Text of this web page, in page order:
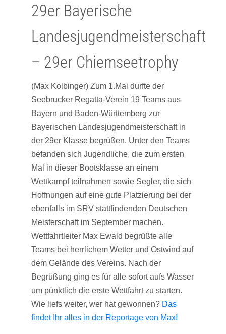
29er Bayerische
Landesjugendmeisterschaft
– 29er Chiemseetrophy
(Max Kolbinger) Zum 1.Mai durfte der
Seebrucker Regatta-Verein 19 Teams aus
Bayern und Baden-Württemberg zur
Bayerischen Landesjugendmeisterschaft in
der 29er Klasse begrüßen. Unter den Teams
befanden sich Jugendliche, die zum ersten
Mal in dieser Bootsklasse an einem
Wettkampf teilnahmen sowie Segler, die sich
Hoffnungen auf eine gute Platzierung bei der
ebenfalls im SRV stattfindenden Deutschen
Meisterschaft im September machen.
Wettfahrtleiter Max Ewald begrüßte alle
Teams bei herrlichem Wetter und Ostwind auf
dem Gelände des Vereins. Nach der
Begrüßung ging es für alle sofort aufs Wasser
um pünktlich die erste Wettfahrt zu starten.
Wie liefs weiter, wer hat gewonnen? Das
findet Ihr alles in der Reportage von Max!